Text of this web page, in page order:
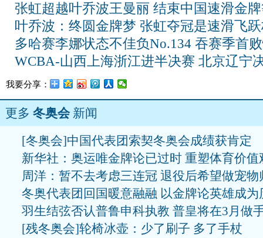
张虹超越叶乔波王曼丽 结束中国速滑金
叶乔波：终圆金牌梦 张虹夺冠是速滑飞
多哈赛李娜状态不佳负No.134 吞赛季首
WCBA-山西上海浙江进半决赛 北京辽宁
我要分享：
更多 冬奥会新闻
[冬奥会]中国代表团索契冬奥会成绩获肯定
新华社：奥运唯金牌论已过时 重塑体育价值
周洋：暂不去考虑三连冠 退役后希望做宠物
冬奥代表团回国暖意融融 以金牌论英雄成为
羽生结弦否认普鲁申科执教 普皇将在3月做
[残冬奥会]轮椅冰壶：少了刷子 多了手杖